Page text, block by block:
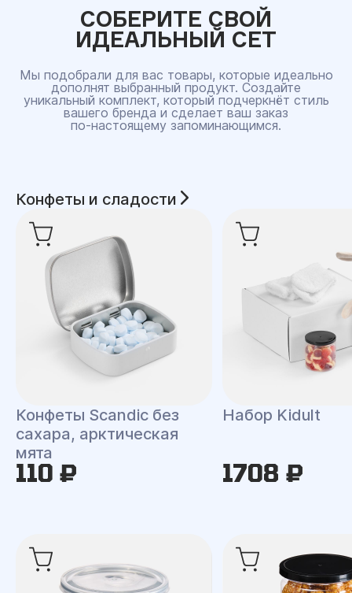
СОБЕРИТЕ СВОЙ
ИДЕАЛЬНЫЙ СЕТ
Мы подобрали для вас товары, которые идеально
дополнят выбранный продукт. Создайте
уникальный комплект, который подчеркнёт стиль
вашего бренда и сделает ваш заказ
по‑настоящему запоминающимся.
Конфеты и сладости
Конфеты Scandic без
сахара, арктическая
мята
110 ₽
Набор Kidult
1708 ₽